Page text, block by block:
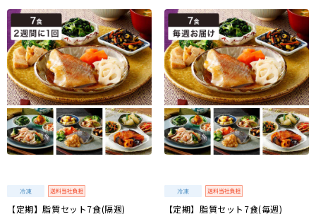
【定期】脂質セット7食(隔週) 【定期】脂質セット7食(毎週)